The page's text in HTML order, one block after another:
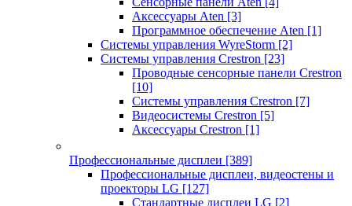
Аксессуары Aten [3]
Программное обеспечение Aten [1]
Системы управления WyreStorm [2]
Системы управления Crestron [23]
Проводные сенсорные панели Crestron
[10]
Системы управления Crestron [7]
Видеосистемы Crestron [5]
Аксессуары Crestron [1]
Профессиональные дисплеи [389]
Профессиональные дисплеи, видеостены и
проекторы LG [127]
Стандартные дисплеи LG [2]